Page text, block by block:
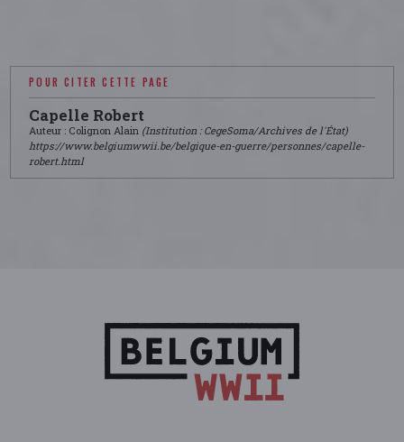
POUR CITER CETTE PAGE
Capelle Robert
Auteur : Colignon Alain (Institution : CegeSoma/Archives de l'État)
https://www.belgiumwwii.be/belgique-en-guerre/personnes/capelle-
robert.html